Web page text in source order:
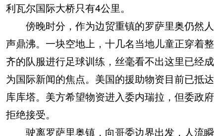
利瓦尔国际大桥只有4公里。
傍晚时分，作为边贸重镇的罗萨里奥仍然人
声鼎沸。一块空地上，十几名当地儿童正穿着整
齐的队服进行足球训练，丝毫看不出这里已经成
为国际新闻的焦点。美国的援助物资目前已抵达
库库塔。美方希望物资进入委内瑞拉，但委政府
拒绝接受。
驶离罗萨里奥镇，向哥委边界出发，人流瞬